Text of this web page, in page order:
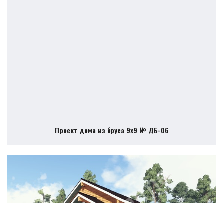
Проект дома из бруса 9х9 № ДБ-06